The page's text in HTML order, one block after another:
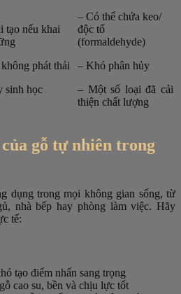
tạo nếu khai
phát thải
sinh học
– Có thể chứa keo/
độc tố
(formaldehyde)
– Khó phân hủy
– Một số loại đã cải
thiện chất lượng
gỗ tự nhiên trong
dụng trong mọi không gian sống, từ
nhà bếp hay phòng làm việc. Hãy
tế:
tạo điểm nhấn sang trọng
cao su, bền và chịu lực tốt